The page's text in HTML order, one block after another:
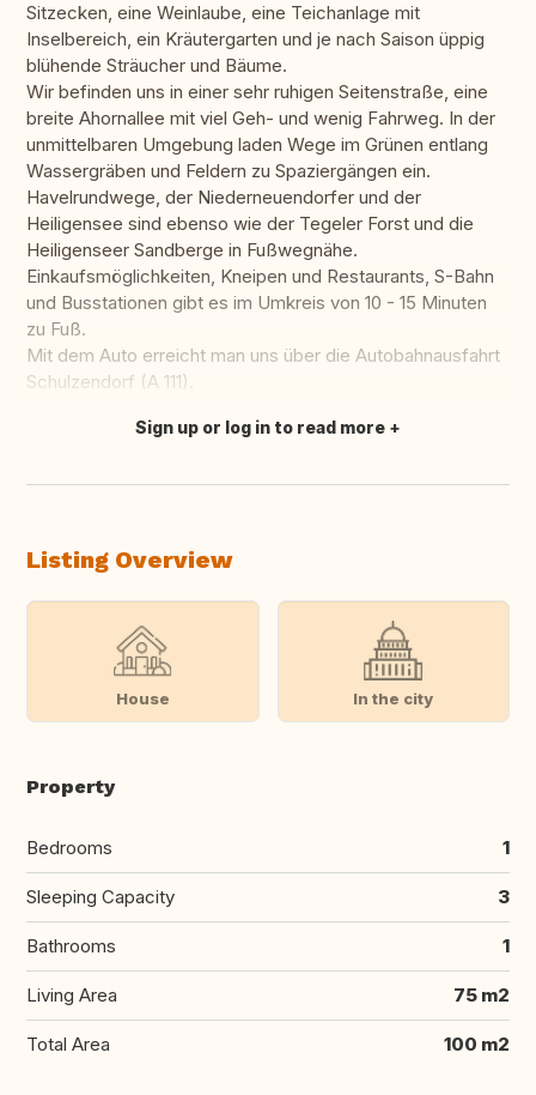
Sitzecken, eine Weinlaube, eine Teichanlage mit
Inselbereich, ein Kräutergarten und je nach Saison üppig
blühende Sträucher und Bäume.
Wir befinden uns in einer sehr ruhigen Seitenstraße, eine
breite Ahornallee mit viel Geh- und wenig Fahrweg. In der
unmittelbaren Umgebung laden Wege im Grünen entlang
Wassergräben und Feldern zu Spaziergängen ein.
Havelrundwege, der Niederneuendorfer und der
Heiligensee sind ebenso wie der Tegeler Forst und die
Heiligenseer Sandberge in Fußwegnähe.
Einkaufsmöglichkeiten, Kneipen und Restaurants, S-Bahn
und Busstationen gibt es im Umkreis von 10 - 15 Minuten
zu Fuß.
Mit dem Auto erreicht man uns über die Autobahnausfahrt
Schulzendorf (A 111).
Translate this
Sign up or log in to read more
Listing Overview
House In the city
Property
Bedrooms 1
Sleeping Capacity 3
Bathrooms 1
Living Area 75 m2
Total Area 100 m2